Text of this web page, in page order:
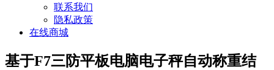
联系我们
隐私政策
在线商城
基于F7三防平板电脑电子秤自动称重结